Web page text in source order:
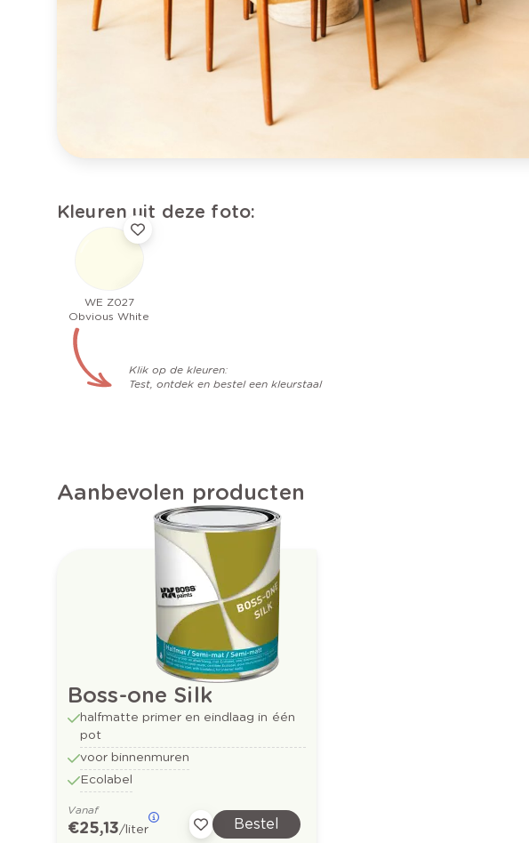
Kleuren uit deze foto:
WE Z027
Obvious White
Klik op de kleuren:
Test, ontdek en bestel een kleurstaal
Aanbevolen producten
Boss-one Silk
halfmatte primer en eindlaag in één
pot
voor binnenmuren
Ecolabel
Vanaf
€ 25,13/liter Bestel